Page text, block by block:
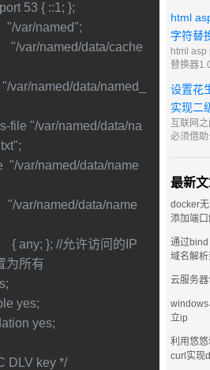
port 53 { ::1; };
"/var/named";
为所有
yes;
yes;
ISC DLV key */
ipv6地址
nas文件
html
字符替
html asp
替换器
也算一
享给大
https://
访问密
设置花
实现二
互联网
必须借
购买固
高昂。
术便是
最新
docker
添加端
通过
域名解
云服务
立ip
利用悠
curl实现